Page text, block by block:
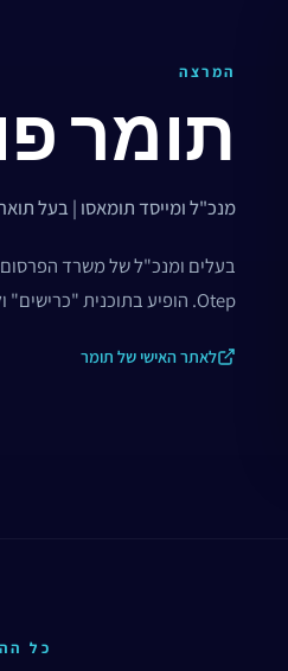
המרצה
תומר
מנכ"ל ומייסד תומאסו | בעל
Otep. הופיע בתוכנית "כרישים" וליווה מאות עסקים בדרכם הדיגיטלית.
לאתר האישי של תומר
כל